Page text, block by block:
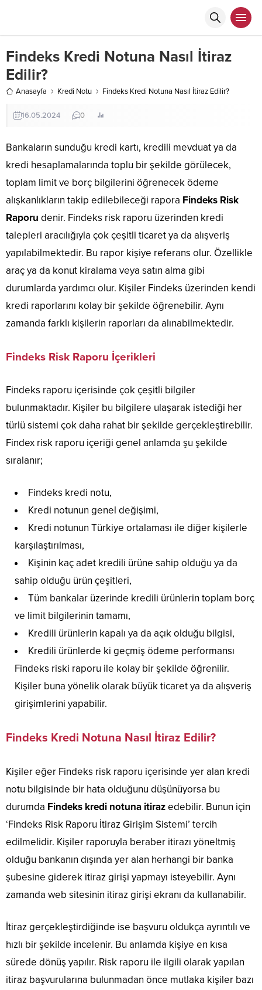
Findeks Kredi Notuna Nasıl İtiraz
Edilir?
Anasayfa Kredi Notu Findeks Kredi Notuna Nasıl İtiraz Edilir?
16.05.2024 0
Bankaların sunduğu kredi kartı, kredili mevduat ya da
kredi hesaplamalarında toplu bir şekilde görülecek,
toplam limit ve borç bilgilerini öğrenecek ödeme
alışkanlıkların takip edilebileceği rapora Findeks Risk
Raporu denir. Findeks risk raporu üzerinden kredi
talepleri aracılığıyla çok çeşitli ticaret ya da alışveriş
yapılabilmektedir. Bu rapor kişiye referans olur. Özellikle
araç ya da konut kiralama veya satın alma gibi
durumlarda yardımcı olur. Kişiler Findeks üzerinden kendi
kredi raporlarını kolay bir şekilde öğrenebilir. Aynı
zamanda farklı kişilerin raporları da alınabilmektedir.
Findeks Risk Raporu İçerikleri
Findeks raporu içerisinde çok çeşitli bilgiler
bulunmaktadır. Kişiler bu bilgilere ulaşarak istediği her
türlü sistemi çok daha rahat bir şekilde gerçekleştirebilir.
Findex risk raporu içeriği genel anlamda şu şekilde
sıralanır;
Findeks kredi notu,
Kredi notunun genel değişimi,
Kredi notunun Türkiye ortalaması ile diğer kişilerle
karşılaştırılması,
Kişinin kaç adet kredili ürüne sahip olduğu ya da
sahip olduğu ürün çeşitleri,
Tüm bankalar üzerinde kredili ürünlerin toplam borç
ve limit bilgilerinin tamamı,
Kredili ürünlerin kapalı ya da açık olduğu bilgisi,
Kredili ürünlerde ki geçmiş ödeme performansı
Findeks riski raporu ile kolay bir şekilde öğrenilir.
Kişiler buna yönelik olarak büyük ticaret ya da alışveriş
girişimlerini yapabilir.
Findeks Kredi Notuna Nasıl İtiraz Edilir?
Kişiler eğer Findeks risk raporu içerisinde yer alan kredi
notu bilgisinde bir hata olduğunu düşünüyorsa bu
durumda Findeks kredi notuna itirazedebilir. Bunun için
‘Findeks Risk Raporu İtiraz Girişim Sistemi’ tercih
edilmelidir. Kişiler raporuyla beraber itirazı yöneltmiş
olduğu bankanın dışında yer alan herhangi bir banka
şubesine giderek itiraz girişi yapmayı isteyebilir. Aynı
zamanda web sitesinin itiraz girişi ekranı da kullanabilir.
İtiraz gerçekleştirdiğinde ise başvuru oldukça ayrıntılı ve
hızlı bir şekilde incelenir. Bu anlamda kişiye en kısa
sürede dönüş yapılır. Risk raporu ile ilgili olarak yapılan
itiraz başvurularına bulunmadan önce mutlaka kişiler bazı